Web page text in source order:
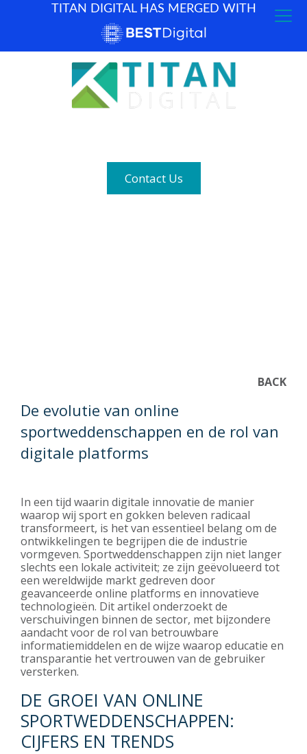
TITAN DIGITAL HAS MERGED WITH
Contact Us
BACK
De evolutie van online
sportweddenschappen en de rol van
digitale platforms
In een tijd waarin digitale innovatie de manier
waarop wij sport en gokken beleven radicaal
transformeert, is het van essentieel belang om de
ontwikkelingen te begrijpen die de industrie
vormgeven. Sportweddenschappen zijn niet langer
slechts een lokale activiteit; ze zijn geëvolueerd tot
een wereldwijde markt gedreven door
geavanceerde online platforms en innovatieve
technologieën. Dit artikel onderzoekt de
verschuivingen binnen de sector, met bijzondere
aandacht voor de rol van betrouwbare
informatiemiddelen en de wijze waarop educatie en
transparantie het vertrouwen van de gebruiker
versterken.
DE GROEI VAN ONLINE
SPORTWEDDENSCHAPPEN:
CIJFERS EN TRENDS